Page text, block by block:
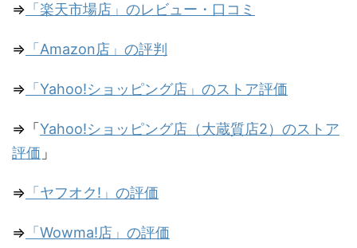
⇒ 「楽天市場店」のレビュー・口コミ
⇒ 「Amazon店」の評判
⇒ 「Yahoo!ショッピング店」のストア評価
⇒「 Yahoo!ショッピング店（大蔵質店2）のストア
評価 」
⇒ 「ヤフオク!」の評価
⇒ 「Wowma!店」の評価